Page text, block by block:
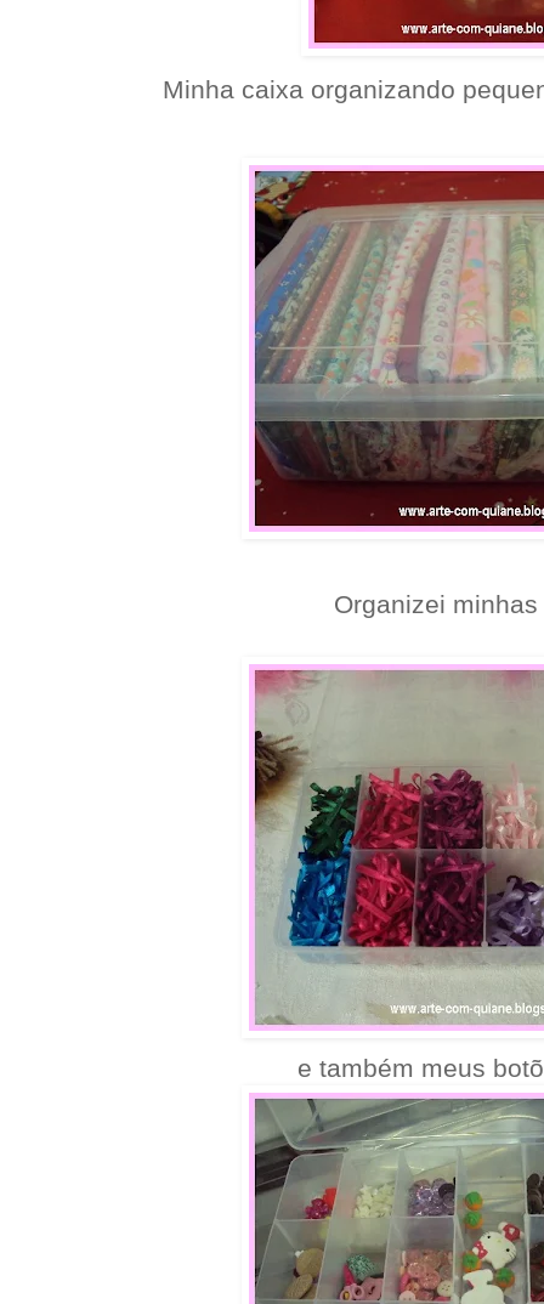
Minha caixa organizando
Organizei
e também meus